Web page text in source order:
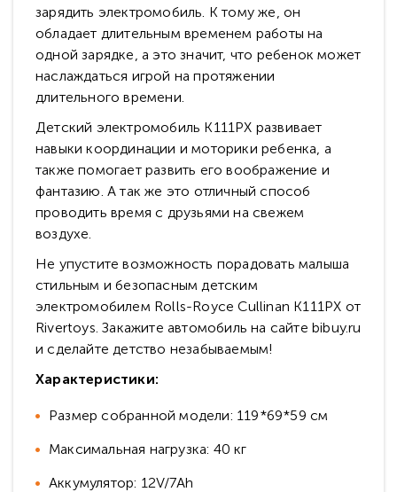
зарядить электромобиль. К тому же, он
обладает длительным временем работы на
одной зарядке, а это значит, что ребенок может
наслаждаться игрой на протяжении
длительного времени.
Детский электромобиль K111PX развивает
навыки координации и моторики ребенка, а
также помогает развить его воображение и
фантазию. А так же это отличный способ
проводить время с друзьями на свежем
воздухе.
Не упустите возможность порадовать малыша
стильным и безопасным детским
электромобилем Rolls-Royce Cullinan K111PX от
Rivertoys. Закажите автомобиль на сайте bibuy.ru
и сделайте детство незабываемым!
Характеристики:
Размер собранной модели: 119*69*59 см
Максимальная нагрузка: 40 кг
Аккумулятор: 12V/7Ah